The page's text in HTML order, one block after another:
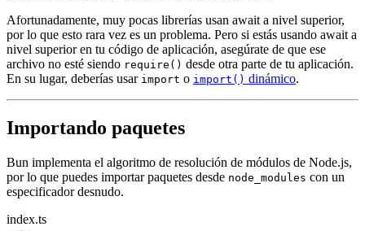
Afortunadamente, muy pocas librerías usan await a nivel superior,
por lo que esto rara vez es un problema. Pero si estás usando await a
nivel superior en tu código de aplicación, asegúrate de que ese
archivo no esté siendo require() desde otra parte de tu aplicación.
En su lugar, deberías usar import o import() dinámico.
Importando paquetes
Bun implementa el algoritmo de resolución de módulos de Node.js,
por lo que puedes importar paquetes desde node_modules con un
especificador desnudo.
index.ts